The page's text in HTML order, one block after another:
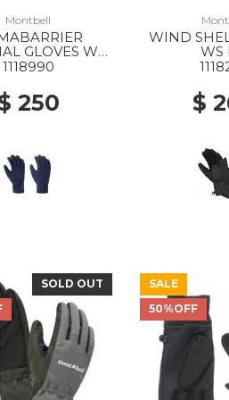
Montbell
GLOVES WS
NV
1118990
250
WIND
WS
$
SOLD OUT
SALE
50%OFF